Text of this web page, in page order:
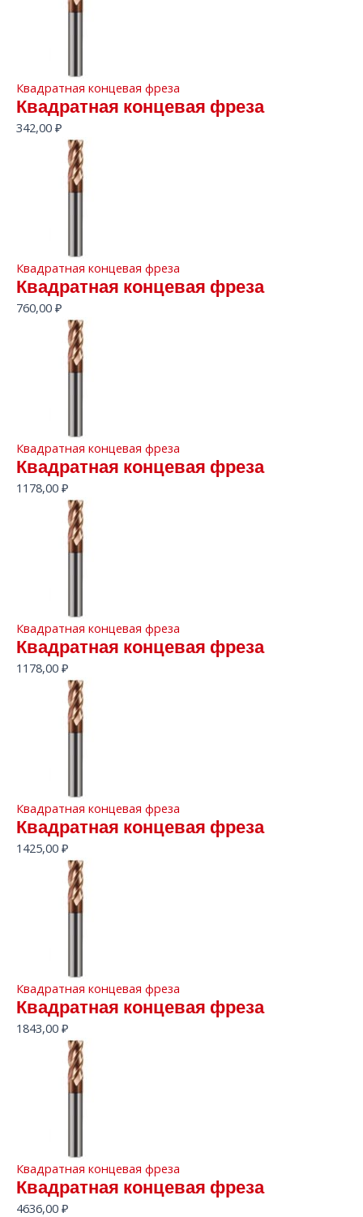
Квадратная концевая фреза
Квадратная концевая фреза
342,00 ₽
Квадратная концевая фреза
Квадратная концевая фреза
760,00 ₽
Квадратная концевая фреза
Квадратная концевая фреза
1178,00 ₽
Квадратная концевая фреза
Квадратная концевая фреза
1178,00 ₽
Квадратная концевая фреза
Квадратная концевая фреза
1425,00 ₽
Квадратная концевая фреза
Квадратная концевая фреза
1843,00 ₽
Квадратная концевая фреза
Квадратная концевая фреза
4636,00 ₽